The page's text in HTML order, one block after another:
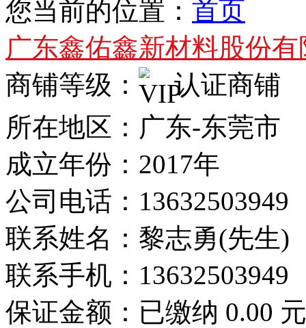
您当前的位置： 首页
广东鑫佑鑫新材料股份
商铺等级：
认证商铺
所在地区：广东-东莞市
成立年份：2017年
公司电话： 13632503949
联系姓名：黎志勇(先生)
联系手机： 13632503949
保证金额： 已缴纳 0.00 元